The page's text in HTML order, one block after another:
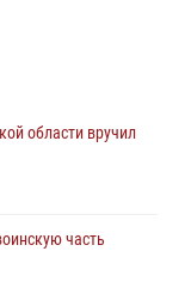
в Первой
открытого
области вручил
часть